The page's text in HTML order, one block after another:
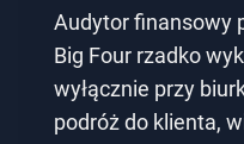
Audytor finansowy
Big Four rzadko
wyłącznie przy
podróż do klienta,